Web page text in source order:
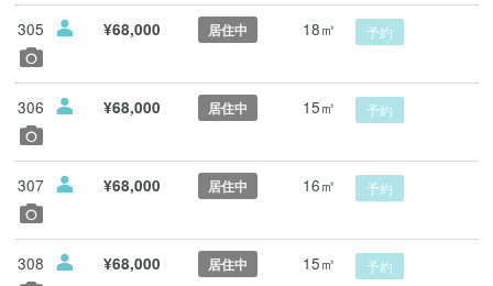
305 ¥68,000 居住中 18㎡ 予約
306 ¥68,000 居住中 15㎡ 予約
307 ¥68,000 居住中 16㎡ 予約
308 ¥68,000 居住中 15㎡ 予約